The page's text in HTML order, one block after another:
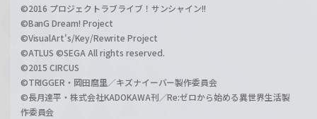
©2016 プロジェクトラブライブ！サンシャイン!!
©BanG Dream! Project
©VisualArt's/Key/Rewrite Project
©ATLUS ©SEGA All rights reserved.
©2015 CIRCUS
©TRIGGER・岡田麿里／キズナイーバー製作委員会
©長月達平・株式会社KADOKAWA刊／Re:ゼロから始める異世界生活製
作委員会